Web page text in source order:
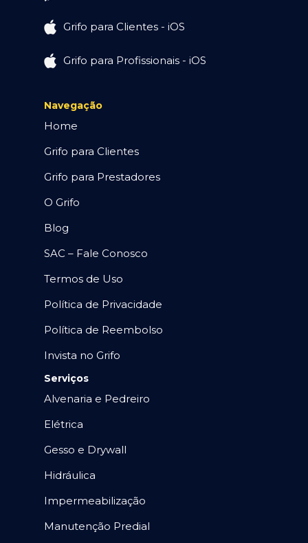
Grifo para Clientes - iOS
Grifo para Profissionais - iOS
Navegação
Home
Grifo para Clientes
Grifo para Prestadores
O Grifo
Blog
SAC – Fale Conosco
Termos de Uso
Política de Privacidade
Política de Reembolso
Invista no Grifo
Serviços
Alvenaria e Pedreiro
Elétrica
Gesso e Drywall
Hidráulica
Impermeabilização
Manutenção Predial